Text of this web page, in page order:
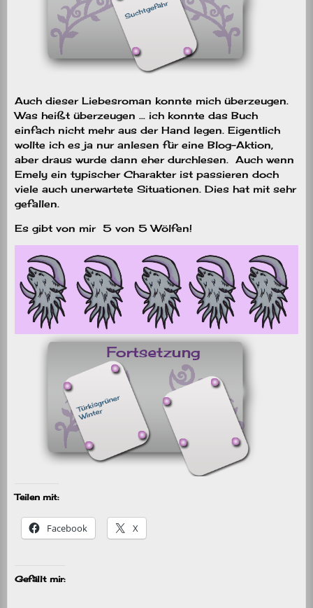
Auch dieser Liebesroman konnte mich überzeugen.
Was heißt überzeugen … ich konnte das Buch
einfach nicht mehr aus der Hand legen. Eigentlich
wollte ich es ja nur anlesen für eine Blog-Aktion,
aber draus wurde dann eher durchlesen.
Auch wenn
Emely ein typischer Charakter ist passieren doch
viele auch unerwartete Situationen. Dies hat mit sehr
gefallen.
Es gibt von mir 5 von 5 Wölfen!
Teilen mit:
Facebook X
Gefällt mir: